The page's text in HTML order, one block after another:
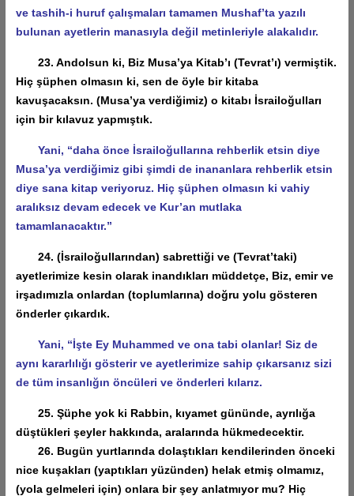
ve tashih-i huruf çalışmaları tamamen Mushaf’ta yazılı
bulunan ayetlerin manasıyla değil metinleriyle alakalıdır.
23. Andolsun ki, Biz Musa’ya Kitab’ı (Tevrat’ı) vermiştik.
Hiç şüphen olmasın ki, sen de öyle bir kitaba
kavuşacaksın. (Musa’ya verdiğimiz) o kitabı İsrailoğulları
için bir kılavuz yapmıştık.
Yani, “daha önce İsrailoğullarına rehberlik etsin diye
Musa’ya verdiğimiz gibi şimdi de inananlara rehberlik etsin
diye sana kitap veriyoruz. Hiç şüphen olmasın ki vahiy
aralıksız devam edecek ve Kur’an mutlaka
tamamlanacaktır.”
24. (İsrailoğullarından) sabrettiği ve (Tevrat’taki)
ayetlerimize kesin olarak inandıkları müddetçe, Biz, emir ve
irşadımızla onlardan (toplumlarına) doğru yolu gösteren
önderler çıkardık.
Yani, “İşte Ey Muhammed ve ona tabi olanlar! Siz de
aynı kararlılığı gösterir ve ayetlerimize sahip çıkarsanız sizi
de tüm insanlığın öncüleri ve önderleri kılarız.
25. Şüphe yok ki Rabbin, kıyamet gününde, ayrılığa
düştükleri şeyler hakkında, aralarında hükmedecektir.
26. Bugün yurtlarında dolaştıkları kendilerinden önceki
nice kuşakları (yaptıkları yüzünden) helak etmiş olmamız,
(yola gelmeleri için) onlara bir şey anlatmıyor mu? Hiç